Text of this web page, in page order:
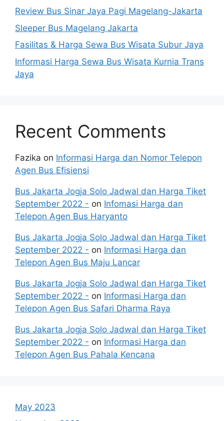
Review Bus Sinar Jaya Pagi Magelang-Jakarta
Sleeper Bus Magelang Jakarta
Fasilitas & Harga Sewa Bus Wisata Subur Jaya
Informasi Harga Sewa Bus Wisata Kurnia Trans
Jaya
Recent Comments
Fazika on Informasi Harga dan Nomor Telepon
Agen Bus Efisiensi
Bus Jakarta Jogja Solo Jadwal dan Harga Tiket
September 2022 - on Infomasi Harga dan
Telepon Agen Bus Haryanto
Bus Jakarta Jogja Solo Jadwal dan Harga Tiket
September 2022 - on Informasi Harga dan
Telepon Agen Bus Maju Lancar
Bus Jakarta Jogja Solo Jadwal dan Harga Tiket
September 2022 - on Informasi Harga dan
Telepon Agen Bus Safari Dharma Raya
Bus Jakarta Jogja Solo Jadwal dan Harga Tiket
September 2022 - on Informasi Harga dan
Telepon Agen Bus Pahala Kencana
May 2023